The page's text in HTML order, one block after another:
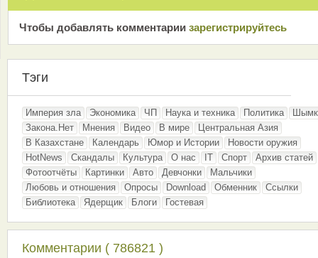
Чтобы добавлять комментарии зарeгиcтрирyйтeсь
Тэги
Империя зла Экономика ЧП Наука и техника Политика
Закона.Нет
Мнения Видео В мире
Центральная Азия
В Казахстане
Календарь Юмор и Истории
Новости оружия
HotNews
Скандалы Культура О нас IT Спорт
Архив статей
Фотоотчёты
Картинки Авто Девчонки
Мальчики
Любовь и отношения
Опросы Download Обменник
Ссылки
Библиотека
Ядерщик Блоги Гостевая
Комментарии ( 786821 )